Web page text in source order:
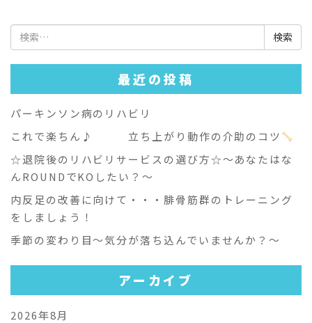
検
索:
最近の投稿
パーキンソン病のリハビリ
これで楽ちん♪ 立ち上がり動作の介助のコツ
☆退院後のリハビリサービスの選び方☆～あなたはな
んROUNDでKOしたい？～
内反足の改善に向けて・・・腓骨筋群のトレーニング
をしましょう！
季節の変わり目～気分が落ち込んでいませんか？～
アーカイブ
2026年8月